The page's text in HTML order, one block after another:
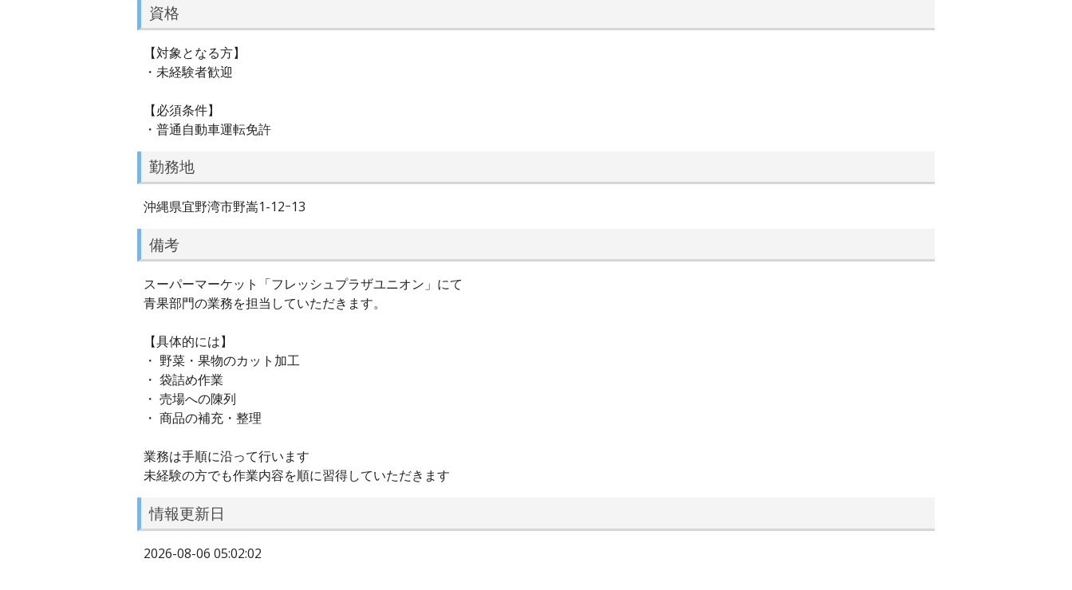
資格
【対象となる方】
・未経験者歓迎
【必須条件】
・普通自動車運転免許
勤務地
沖縄県宜野湾市野嵩1-12ｰ13
備考
スーパーマーケット「フレッシュプラザユニオン」にて
青果部門の業務を担当していただきます。
【具体的には】
・ 野菜・果物のカット加工
・ 袋詰め作業
・ 売場への陳列
・ 商品の補充・整理
業務は手順に沿って行います
未経験の方でも作業内容を順に習得していただきます
情報更新日
2026-08-06 05:02:02